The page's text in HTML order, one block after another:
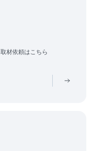
材依頼はこちら